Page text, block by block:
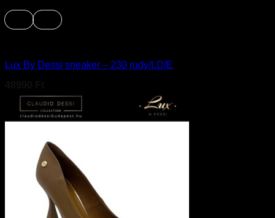
Lux By Dessi sneaker – 230 rudy/LD/E